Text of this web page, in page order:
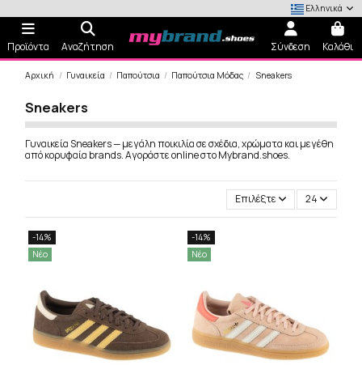
Ελληνικά
Προϊόντα Αναζήτηση Σύνδεση Καλάθι
Αρχική Γυναικεία Παπούτσια Παπούτσια Μόδας Sneakers
Sneakers
Γυναικεία Sneakers — μεγάλη ποικιλία σε σχέδια, χρώματα και μεγέθη
από κορυφαία brands. Αγοράστε online στο Mybrand.shoes.
Επιλέξτε 24
-14%
Νέο
-14%
Νέο